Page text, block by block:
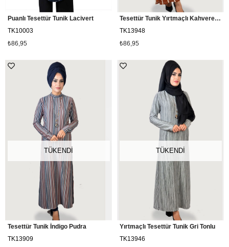
Puanlı Tesettür Tunik Lacivert
TK10003
₺86,95
Tesettür Tunik Yırtmaçlı Kahverengi
TK13948
₺86,95
TÜKENDI
Tesettür Tunik İndigo Pudra
TK13909
TÜKENDI
Yırtmaçlı Tesettür Tunik Gri Tonlu
TK13946